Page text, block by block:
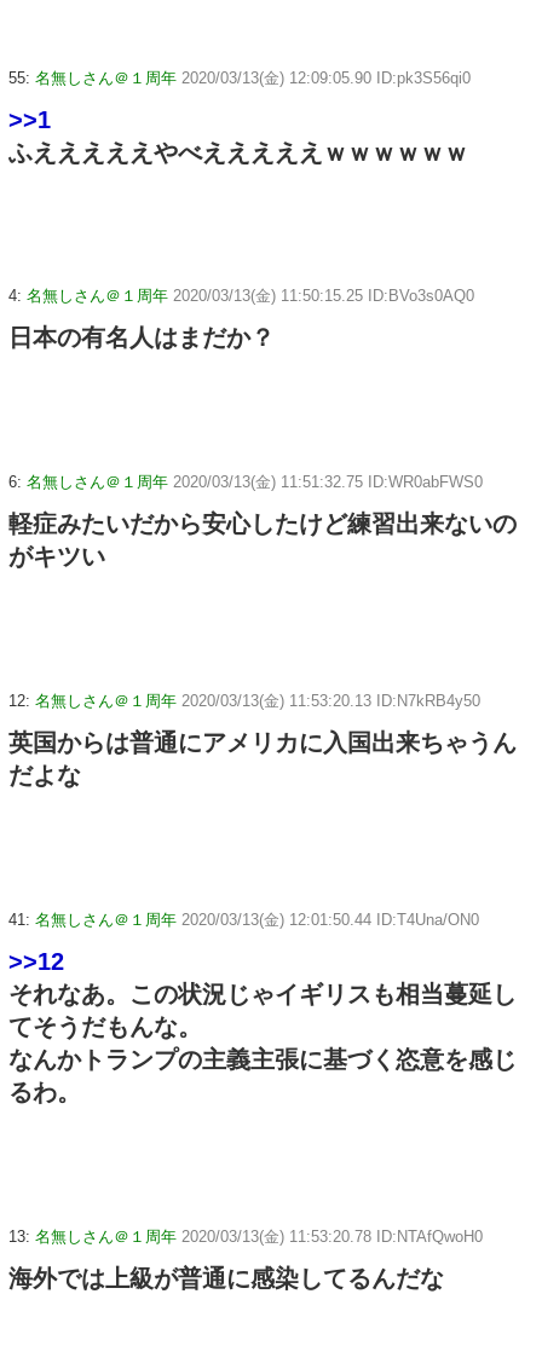
55: 名無しさん＠１周年 2020/03/13(金) 12:09:05.90 ID:pk3S56qi0
>>1
ふえええええやべえええええｗｗｗｗｗｗ
4: 名無しさん＠１周年 2020/03/13(金) 11:50:15.25 ID:BVo3s0AQ0
日本の有名人はまだか？
6: 名無しさん＠１周年 2020/03/13(金) 11:51:32.75 ID:WR0abFWS0
軽症みたいだから安心したけど練習出来ないの
がキツい
12: 名無しさん＠１周年 2020/03/13(金) 11:53:20.13 ID:N7kRB4y50
英国からは普通にアメリカに入国出来ちゃうん
だよな
41: 名無しさん＠１周年 2020/03/13(金) 12:01:50.44 ID:T4Una/ON0
>>12
それなあ。この状況じゃイギリスも相当蔓延し
てそうだもんな。
なんかトランプの主義主張に基づく恣意を感じ
るわ。
13: 名無しさん＠１周年 2020/03/13(金) 11:53:20.78 ID:NTAfQwoH0
海外では上級が普通に感染してるんだな